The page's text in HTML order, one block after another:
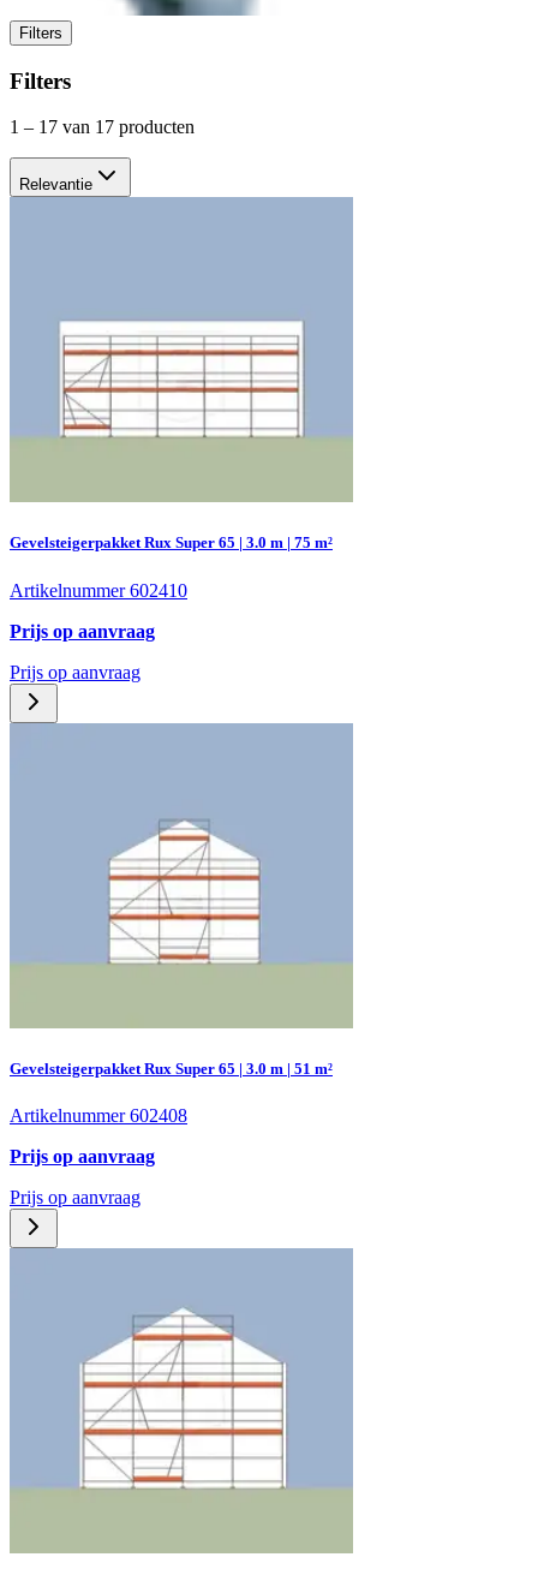
Filters
Filters
1 – 17 van 17 producten
Relevantie
Gevelsteigerpakket Rux Super 65 | 3.0 m | 75 m²
Artikelnummer 602410
Prijs op aanvraag
Prijs op aanvraag
Gevelsteigerpakket Rux Super 65 | 3.0 m | 51 m²
Artikelnummer 602408
Prijs op aanvraag
Prijs op aanvraag